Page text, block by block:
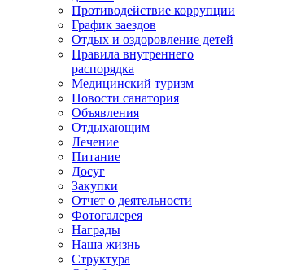
Противодействие коррупции
График заездов
Отдых и оздоровление детей
Правила внутреннего
распорядка
Медицинский туризм
Новости санатория
Объявления
Отдыхающим
Лечение
Питание
Досуг
Закупки
Отчет о деятельности
Фотогалерея
Награды
Наша жизнь
Структура